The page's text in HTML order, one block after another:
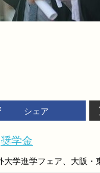
シェア
奨学金